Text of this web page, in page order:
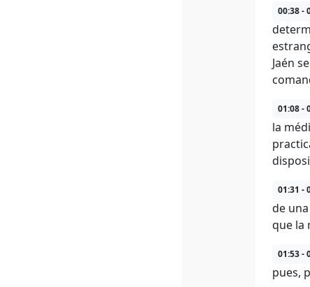
00:38 -
Jaén
01:08 -
la
01:31 -
de
que la
01:53 -
pues,